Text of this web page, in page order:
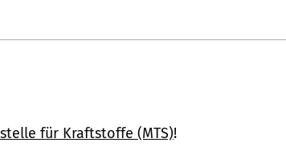
für Kraftstoffe (MTS)!